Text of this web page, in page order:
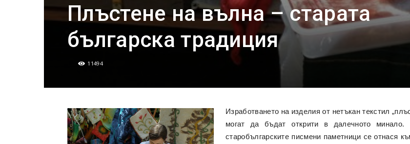
Плъстене на вълна – старата
българска традиция
11494
Изработването на изделия от нетъкан текстил
могат да бъдат открити в далечното
старобългарските писмени паметници се отнася